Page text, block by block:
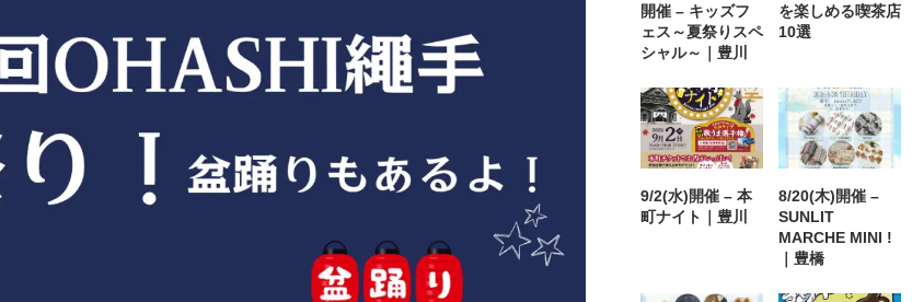
開催 – キッズフ
ェス～夏祭りスペ
シャル～｜豊川
を楽しめる喫茶店
10選
9/2(水)開催 – 本
町ナイト｜豊川
8/20(木)開催 –
SUNLIT
MARCHE MINI !
｜豊橋